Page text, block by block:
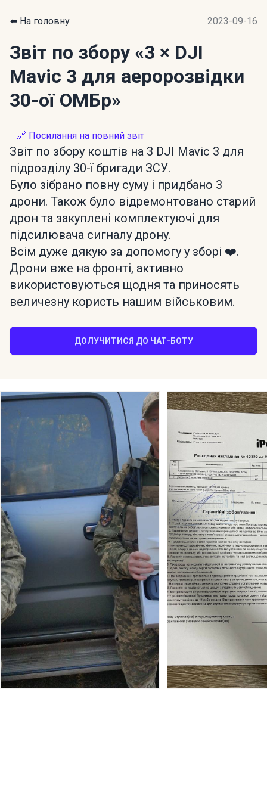
⬅️ На головну 2023-09-16
Звіт по збору «3 × DJI
Mavic 3 для аеророзвідки
30-ої ОМБр»
🔗 Посилання на повний звіт
Звіт по збору коштів на 3 DJI Mavic 3 для
підрозділу 30-ї бригади ЗСУ.
Було зібрано повну суму і придбано 3
дрони. Також було відремонтовано старий
дрон та закуплені комплектуючі для
підсилювача сигналу дрону.
Всім дуже дякую за допомогу у зборі ❤️.
Дрони вже на фронті, активно
використовуються щодня та приносять
величезну користь нашим військовим.
ДОЛУЧИТИСЯ ДО ЧАТ-БОТУ